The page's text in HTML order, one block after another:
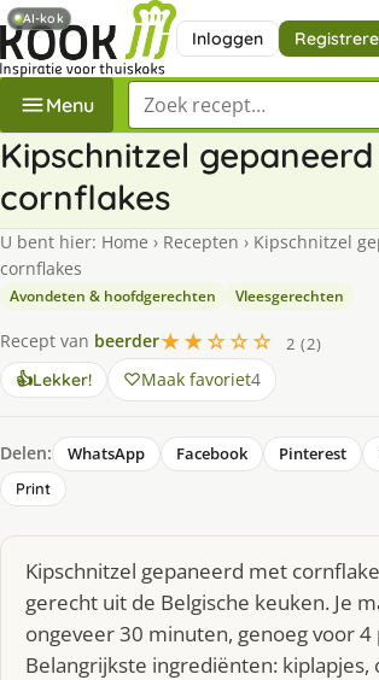
Inloggen
Menu Zoek een recept
Kipschnitzel
cornflakes
U bent hier: Home › Recepten › Kipschnitzel
cornflakes
Avondeten & hoofdgerechten Vleesgerechten
Recept van beerder★★☆☆☆
2 (2)
👍Lekker! Maak favoriet4
Delen: WhatsApp Facebook Pinterest
Print
Kipschnitzel gepaneerd met
gerecht uit de Belgische keuken. Je
ongeveer 30 minuten, genoeg voor 4
Belangrijkste ingrediënten: kiplapjes,
AI-kok